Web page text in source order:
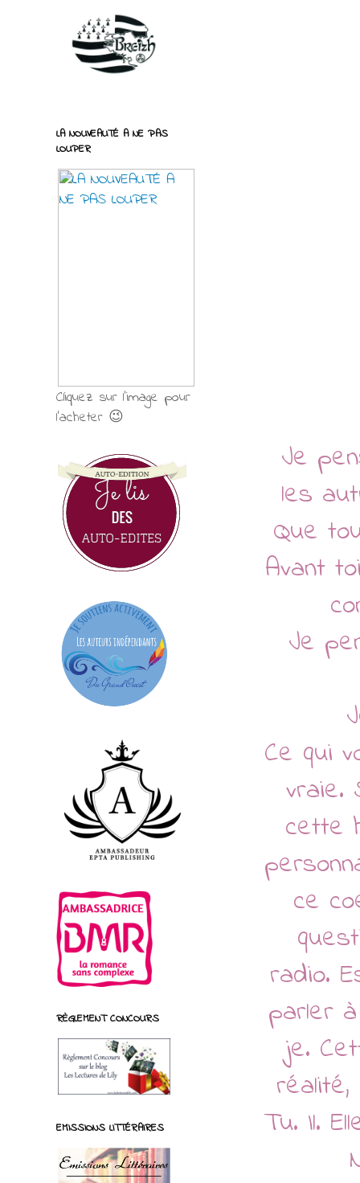
Je
les
Que
Avant
Je
Ce qui
vraie.
cette
ce
radio.
parler
je.
Tu. Il.
LA NOUVEAUTÉ A NE PAS
LOUPER
Cliquez sur l'image pour
l'acheter 😉
RÈGLEMENT CONCOURS
EMISSIONS LITTÉRAIRES